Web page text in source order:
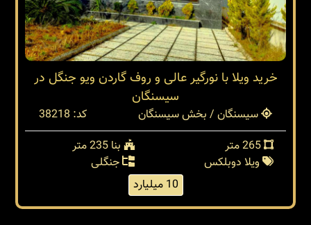
خرید ویلا با نورگیر عالی و روف گاردن ویو جنگل در
سیسنگان
سیسنگان / بخش سیسنگان
کد: 38218
بنا 235 متر
ویلا دوبلکس
جنگلی
10 میلیارد